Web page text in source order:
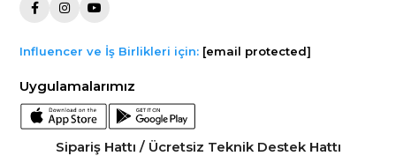
Influencer ve İş Birlikleri için: [email protected]
Uygulamalarımız
Sipariş Hattı / Ücretsiz Teknik Destek Hattı